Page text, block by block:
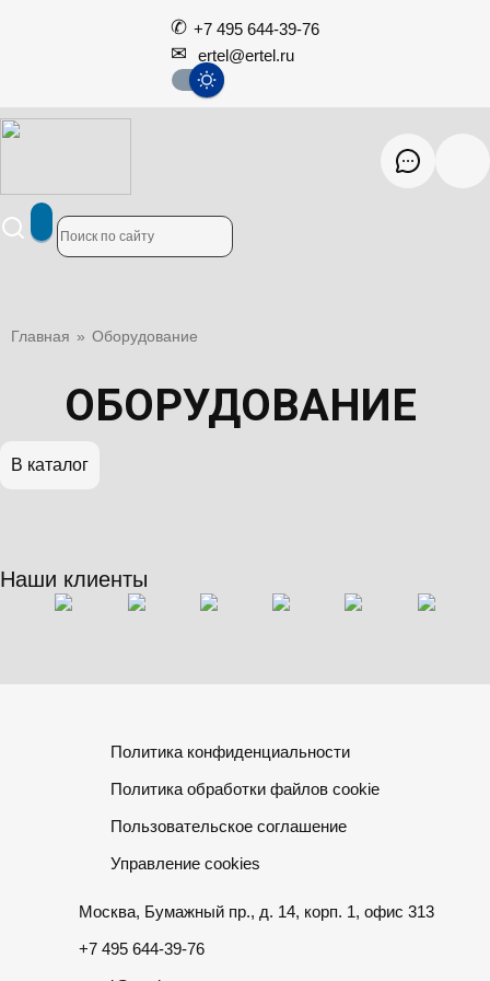
+7 495 644-39-76
ertel@ertel.ru
Главная » Оборудование
ОБОРУДОВАНИЕ
В каталог
Наши клиенты
Политика конфиденциальности
Политика обработки файлов cookie
Пользовательское соглашение
Управление cookies
Москва, Бумажный пр., д. 14, корп. 1, офис 313
+7 495 644-39-76